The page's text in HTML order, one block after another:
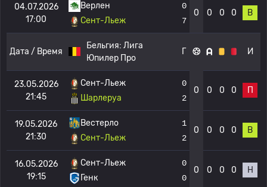
04.07.2026
17:00
Верлен
Сент-Льеж
0
7
0 0 0 0 В
Дата / Время
Бельгия: Лига
Юпилер Про
Г И
23.05.2026
21:45
Сент-Льеж
Шарлеруа
0
2
0 0 0 0 П
19.05.2026
21:30
Вестерло
Сент-Льеж
1
2
0 0 0 0 В
16.05.2026
19:15
Сент-Льеж
Генк
0
0
0 0 0 0 Н